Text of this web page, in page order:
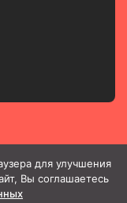
для улучшения
Вы соглашаетесь